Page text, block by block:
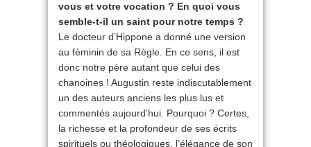
vous et votre vocation ? En quoi vous
semble-t-il un saint pour notre temps ?
Le docteur d’Hippone a donné une version
au féminin de sa Règle. En ce sens, il est
donc notre père autant que celui des
chanoines ! Augustin reste indiscutablement
un des auteurs anciens les plus lus et
commentés aujourd’hui. Pourquoi ? Certes,
la richesse et la profondeur de ses écrits
spirituels ou théologiques, l’élégance de son